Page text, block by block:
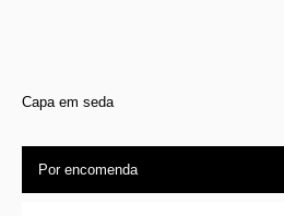
Capa em seda
Por encomenda